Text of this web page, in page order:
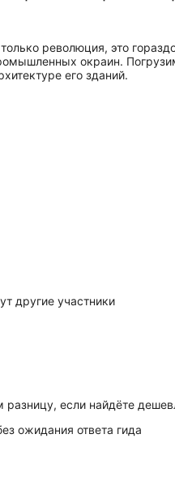
революция, это
окраин.
его зданий.
другие участники
разницу, если найдёте
ожидания ответа гида